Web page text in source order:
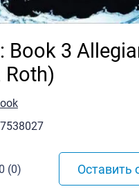
Book 3
Roth)
0 (0) Оставить